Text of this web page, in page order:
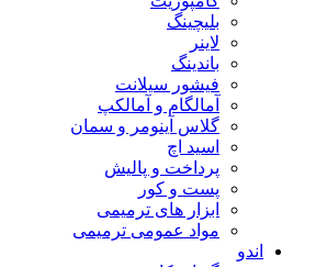
بلیچینگ
لاینر
باندینگ
فیشور سیلانت
آمالگام و آمالکپ
گلاس آینومر و سمان
اسید اچ
پرداخت و پالیش
پست و کور
ابزار های ترمیمی
مواد عمومی ترمیمی
اندو